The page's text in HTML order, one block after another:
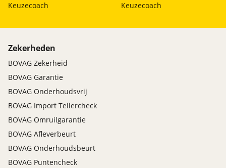
Keuzecoach
Keuzecoach
Zekerheden
BOVAG Zekerheid
BOVAG Garantie
BOVAG Onderhoudsvrij
BOVAG Import Tellercheck
BOVAG Omruilgarantie
BOVAG Afleverbeurt
BOVAG Onderhoudsbeurt
BOVAG Puntencheck